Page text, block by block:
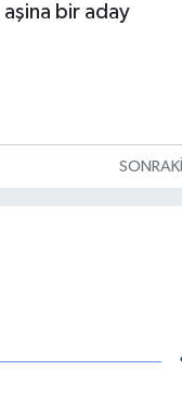
bir aday